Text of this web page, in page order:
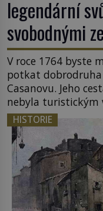
legendární
svobodnými
V roce 1764 byste
potkat dobrodruha
Casanovu. Jeho
nebyla turistickým
cestou se zištnými
sledoval, když se
lotyšské Rigy?
tamní zednářské
nováčkem,
HISTORIE